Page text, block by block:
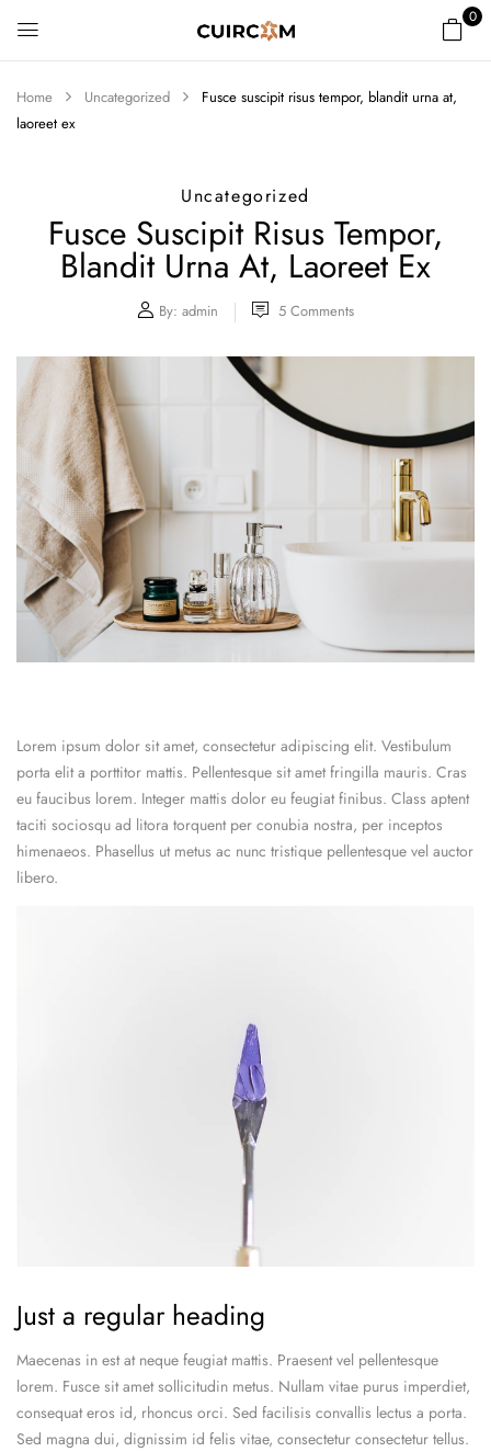
0
Home Uncategorized
Fusce suscipit risus tempor, blandit urna at,
laoreet ex
Uncategorized
Fusce Suscipit Risus Tempor,
Blandit Urna At, Laoreet Ex
By: admin 5 Comments
Lorem ipsum dolor sit amet, consectetur adipiscing elit. Vestibulum
porta elit a porttitor mattis. Pellentesque sit amet fringilla mauris. Cras
eu faucibus lorem. Integer mattis dolor eu feugiat finibus. Class aptent
taciti sociosqu ad litora torquent per conubia nostra, per inceptos
himenaeos. Phasellus ut metus ac nunc tristique pellentesque vel auctor
libero.
Just a regular heading
Maecenas in est at neque feugiat mattis. Praesent vel pellentesque
lorem. Fusce sit amet sollicitudin metus. Nullam vitae purus imperdiet,
consequat eros id, rhoncus orci. Sed facilisis convallis lectus a porta.
Sed magna dui, dignissim id felis vitae, consectetur consectetur tellus.